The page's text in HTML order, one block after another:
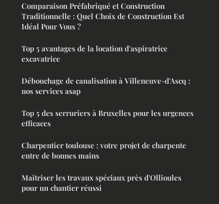
Comparaison Préfabriqué et Construction
Traditionnelle : Quel Choix de Construction Est
Idéal Pour Vous ?
Top 5 avantages de la location d'aspiratrice
excavatrice
Débouchage de canalisation à Villeneuve-d'Ascq :
nos services asap
Top 5 des serruriers à Bruxelles pour les urgences
efficaces
Charpentier toulouse : votre projet de charpente
entre de bonnes mains
Maîtriser les travaux spéciaux près d'Ollioules
pour un chantier réussi